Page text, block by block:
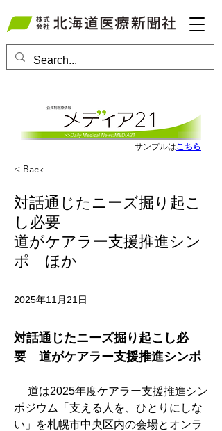
サンプルはこちら
< Back
対話通じたニーズ掘り起こ
し必要
道がケアラー支援推進シン
ポ ほか
2025年11月21日
対話通じたニーズ掘り起こし必
要　道がケアラー支援推進シンポ
道は2025年度ケアラー支援推進シン
ポジウム「支える人を、ひとりにしな
い」を札幌市中央区内の会場とオンラ